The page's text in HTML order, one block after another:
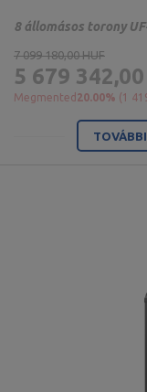
7 099 180,00 HUF
5 679
Megmented 20.00% (1
8 állomásos torony